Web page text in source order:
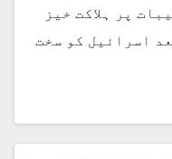
پر ہلاکت خیز
اسرائیل کو سخت